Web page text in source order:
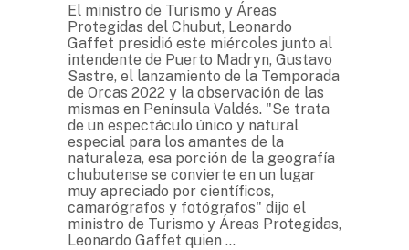
El ministro de Turismo y Áreas
Protegidas del Chubut, Leonardo
Gaffet presidió este miércoles junto al
intendente de Puerto Madryn, Gustavo
Sastre, el lanzamiento de la Temporada
de Orcas 2022 y la observación de las
mismas en Península Valdés. "Se trata
de un espectáculo único y natural
especial para los amantes de la
naturaleza, esa porción de la geografía
chubutense se convierte en un lugar
muy apreciado por científicos,
camarógrafos y fotógrafos" dijo el
ministro de Turismo y Áreas Protegidas,
Leonardo Gaffet quien